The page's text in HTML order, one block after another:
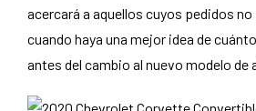
acercará a aquellos cuyos pedidos
cuando haya una mejor idea de
antes del cambio al nuevo modelo de